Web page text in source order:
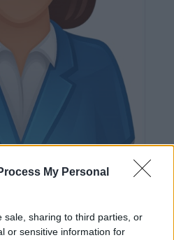
My Personal
sale, sharing to third parties, or
or sensitive information for
uživatelům se líbí